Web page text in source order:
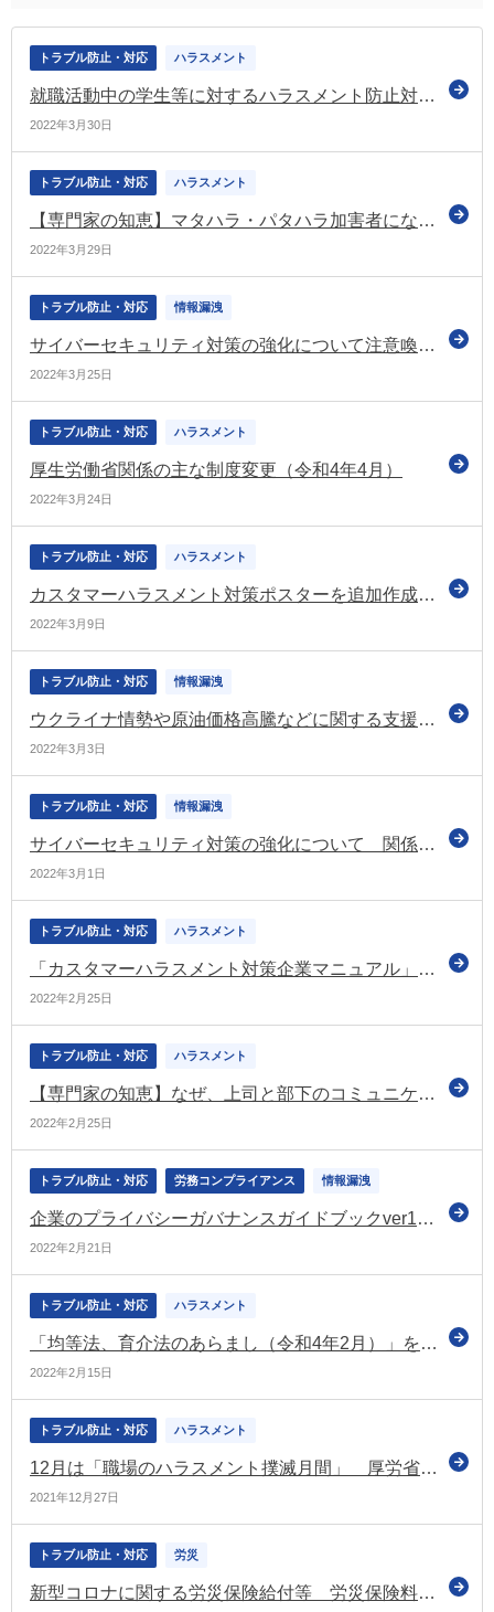
トラブル防止・対応 ハラスメント
就職活動中の学生等に対するハラスメント防止対策を強化（厚労省）
2022年3月30日
トラブル防止・対応 ハラスメント
【専門家の知恵】マタハラ・パタハラ加害者にならないための留意点は？そして防止するために必要な会社の取り組みとは
2022年3月29日
トラブル防止・対応 情報漏洩
サイバーセキュリティ対策の強化について注意喚起（令和4年2月下旬以降3度目）
2022年3月25日
トラブル防止・対応 ハラスメント
厚生労働省関係の主な制度変更（令和4年4月）
2022年3月24日
トラブル防止・対応 ハラスメント
カスタマーハラスメント対策ポスターを追加作成（厚労省）
2022年3月9日
トラブル防止・対応 情報漏洩
ウクライナ情勢や原油価格高騰などに関する支援策などを紹介（経産省）
2022年3月3日
トラブル防止・対応 情報漏洩
サイバーセキュリティ対策の強化について 関係7省庁から改めて注意喚起
2022年3月1日
トラブル防止・対応 ハラスメント
「カスタマーハラスメント対策企業マニュアル」などを公表（厚労省）
2022年2月25日
トラブル防止・対応 ハラスメント
【専門家の知恵】なぜ、上司と部下のコミュニケーションが少なくなってしまうのか？パワハラ防止の視点から、コミュニケーションを促進するためのポイントは
2022年2月25日
トラブル防止・対応 労務コンプライアンス 情報漏洩
企業のプライバシーガバナンスガイドブックver1.2を策定（経産省）
2022年2月21日
トラブル防止・対応 ハラスメント
「均等法、育介法のあらまし（令和4年2月）」を公表 改正育介法の内容も（厚労省）
2022年2月15日
トラブル防止・対応 ハラスメント
12月は「職場のハラスメント撲滅月間」 厚労省からシンポジウム開催の案内
2021年12月27日
トラブル防止・対応 労災
新型コロナに関する労災保険給付等 労災保険料の増加につながらないようメリット制に反映させない特例を設ける方針（厚労省）